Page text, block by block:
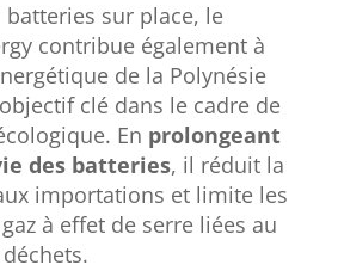
batteries sur place, le
contribue également à
de la Polynésie
clé dans le cadre de
En prolongeant
des batteries, il réduit la
importations et limite les
à effet de serre liées au